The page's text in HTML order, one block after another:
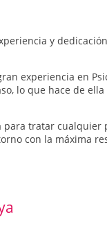
y
experiencia en
lo que hace de
para tratar
con la máxima